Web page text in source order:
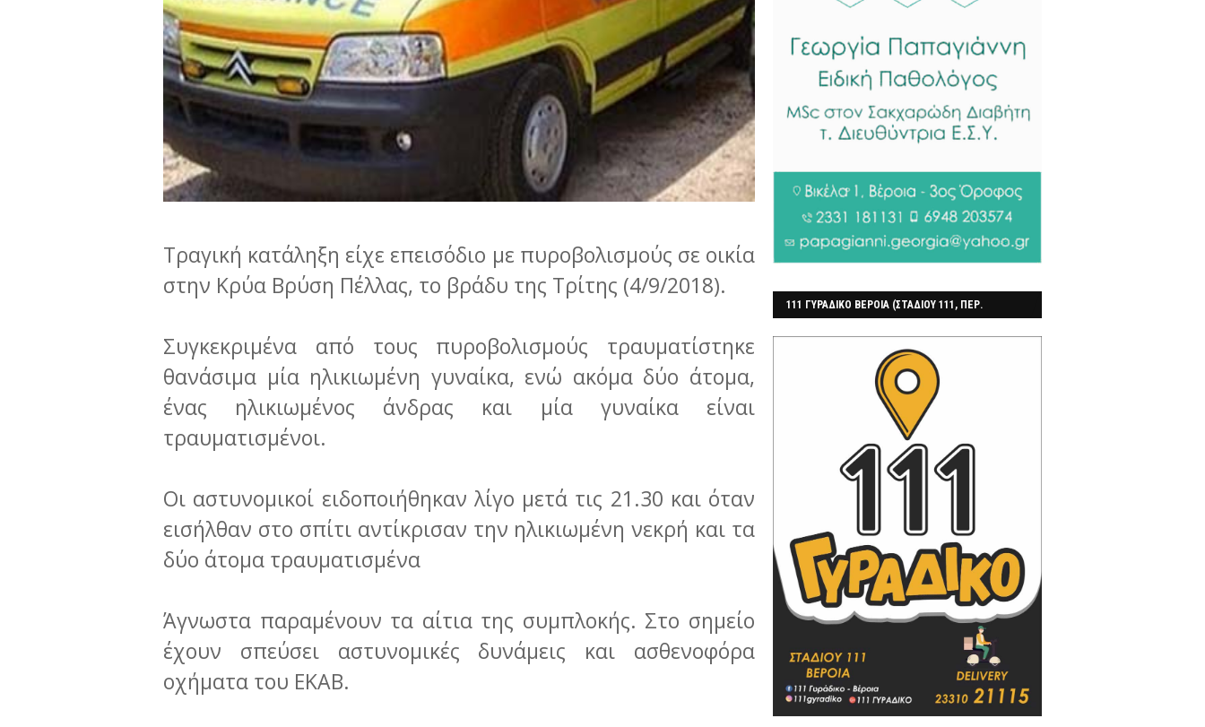
Τραγική κατάληξη είχε επεισόδιο με πυροβολισμούς σε οικία
στην Κρύα Βρύση Πέλλας, το βράδυ της Τρίτης (4/9/2018).
Συγκεκριμένα από τους πυροβολισμούς τραυματίστηκε
θανάσιμα μία ηλικιωμένη γυναίκα, ενώ ακόμα δύο άτομα,
ένας ηλικιωμένος άνδρας και μία γυναίκα είναι
τραυματισμένοι.
Οι αστυνομικοί ειδοποιήθηκαν λίγο μετά τις 21.30 και όταν
εισήλθαν στο σπίτι αντίκρισαν την ηλικιωμένη νεκρή και τα
δύο άτομα τραυματισμένα
Άγνωστα παραμένουν τα αίτια της συμπλοκής. Στο σημείο
έχουν σπεύσει αστυνομικές δυνάμεις και ασθενοφόρα
οχήματα του ΕΚΑΒ.
111 ΓΥΡΑΔΙΚΟ ΒΕΡΟΙΑ (ΣΤΑΔΙΟΥ 111, ΠΕΡ.